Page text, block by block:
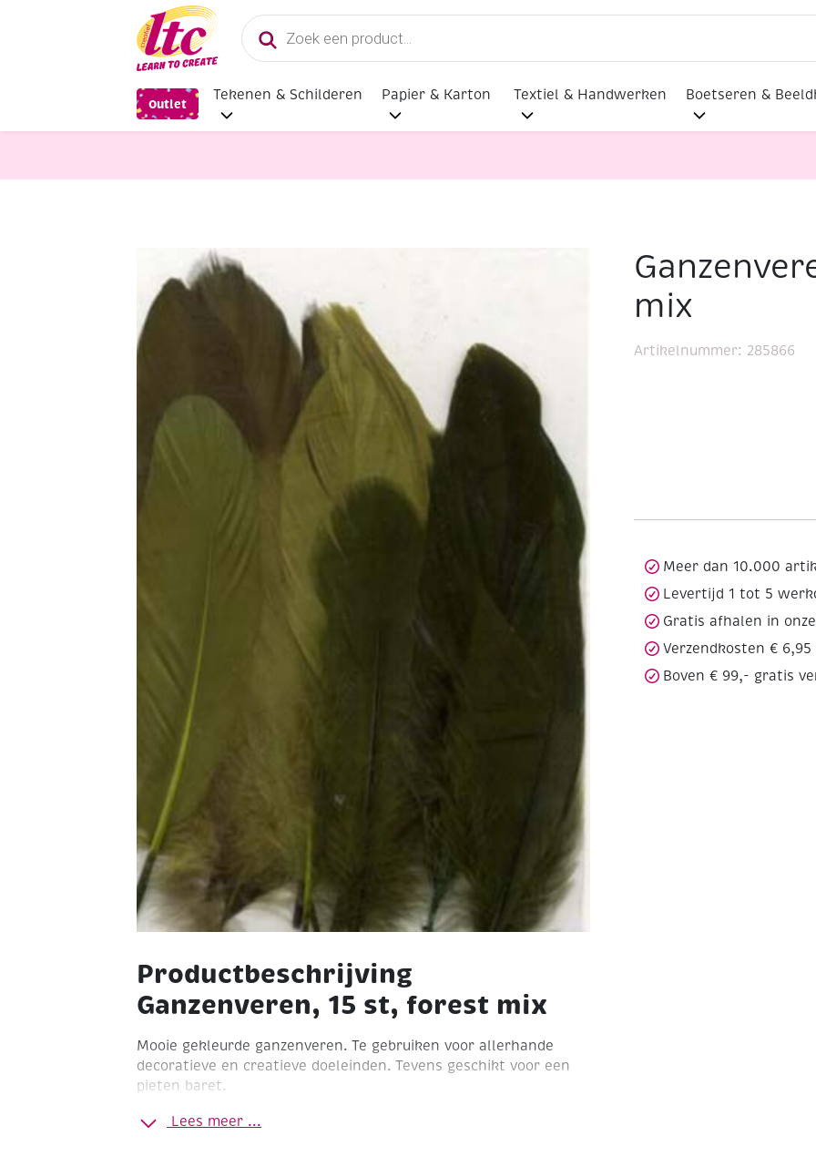
Producten
zoeken
Outlet
Tekenen & Schilderen Papier & Karton Textiel & Handwerken Boetseren &
Feestmateriaal, Schminken en Veren Ganzenveren, 15 st, forest mix
Productbeschrijving
Ganzenveren, 15 st, forest mix
Mooie gekleurde ganzenveren. Te gebruiken voor allerhande
decoratieve en creatieve doeleinden. Tevens geschikt voor een
pieten baret.
Forest mixLengte 15 - 20 cm
Lees meer ...
mix
Artikelnummer: 285866
Meer dan 10.000
Levertijd 1 tot 5
Gratis afhalen in
Verzendkosten € 6,95
Boven € 99,- gratis